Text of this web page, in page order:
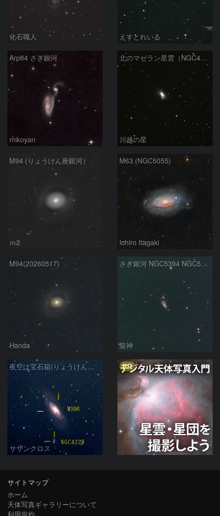
化石職人 えすとれいる
Arp84 さぎ銀河
mikoyan
北のマゼラン星雲（NGC4440)
川越の星
M94 (りょうけん座銀河）
ｍ2
M63 (NGC5055)
Ichiro Itagaki
M94(20260517)
Handa
さぎ銀河 NGC5394 NGC5395
龍神
夜空は宝石箱(りょうけん座 M106) Seestar50
サザンクロス
PR
サイトマップ
ホーム
天体写真ギャラリーについて